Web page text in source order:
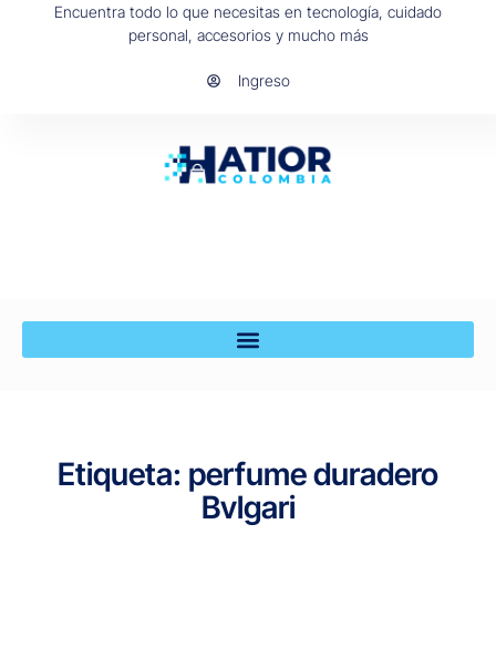
Encuentra todo lo que necesitas en tecnología, cuidado
personal, accesorios y mucho más
Ingreso
Etiqueta: perfume duradero
Bvlgari